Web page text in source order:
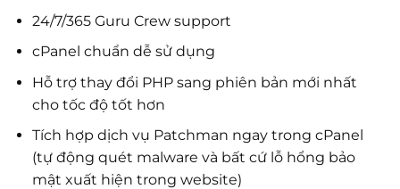
24/7/365 Guru Crew support
cPanel chuẩn dễ sử dụng
Hỗ trợ thay đổi PHP sang phiên bản mới nhất
cho tốc độ tốt hơn
Tích hợp dịch vụ Patchman ngay trong cPanel
(tự động quét malware và bất cứ lỗ hổng bảo
mật xuất hiện trong website)